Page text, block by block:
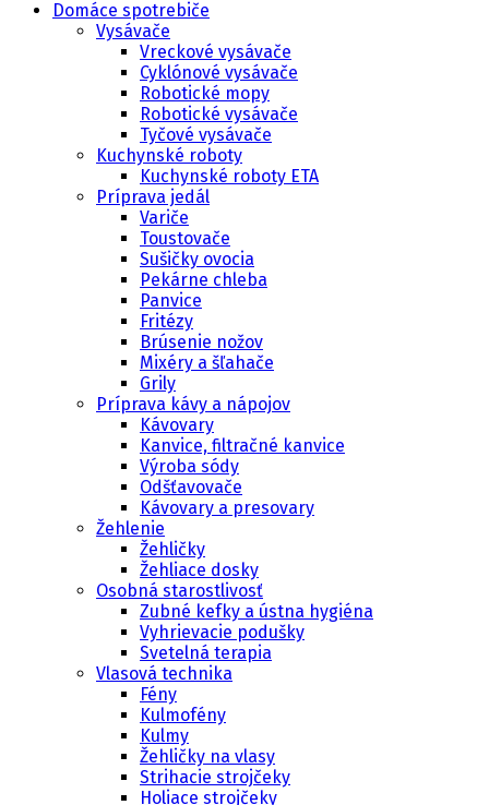
Domáce spotrebiče
Vysávače
Vreckové vysávače
Cyklónové vysávače
Robotické mopy
Robotické vysávače
Tyčové vysávače
Kuchynské roboty
Kuchynské roboty ETA
Príprava jedál
Variče
Toustovače
Sušičky ovocia
Pekárne chleba
Panvice
Fritézy
Brúsenie nožov
Mixéry a šľahače
Grily
Príprava kávy a nápojov
Kávovary
Kanvice, filtračné kanvice
Výroba sódy
Odšťavovače
Kávovary a presovary
Žehlenie
Žehličky
Žehliace dosky
Osobná starostlivosť
Zubné kefky a ústna hygiéna
Vyhrievacie podušky
Svetelná terapia
Vlasová technika
Fény
Kulmofény
Kulmy
Žehličky na vlasy
Strihacie strojčeky
Holiace strojčeky